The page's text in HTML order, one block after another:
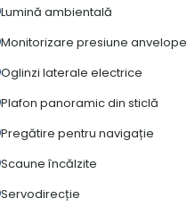
Lumină ambientală
Monitorizare presiune anvelope
Oglinzi laterale electrice
Plafon panoramic din sticlă
Pregătire pentru navigație
Scaune încălzite
Servodirecție